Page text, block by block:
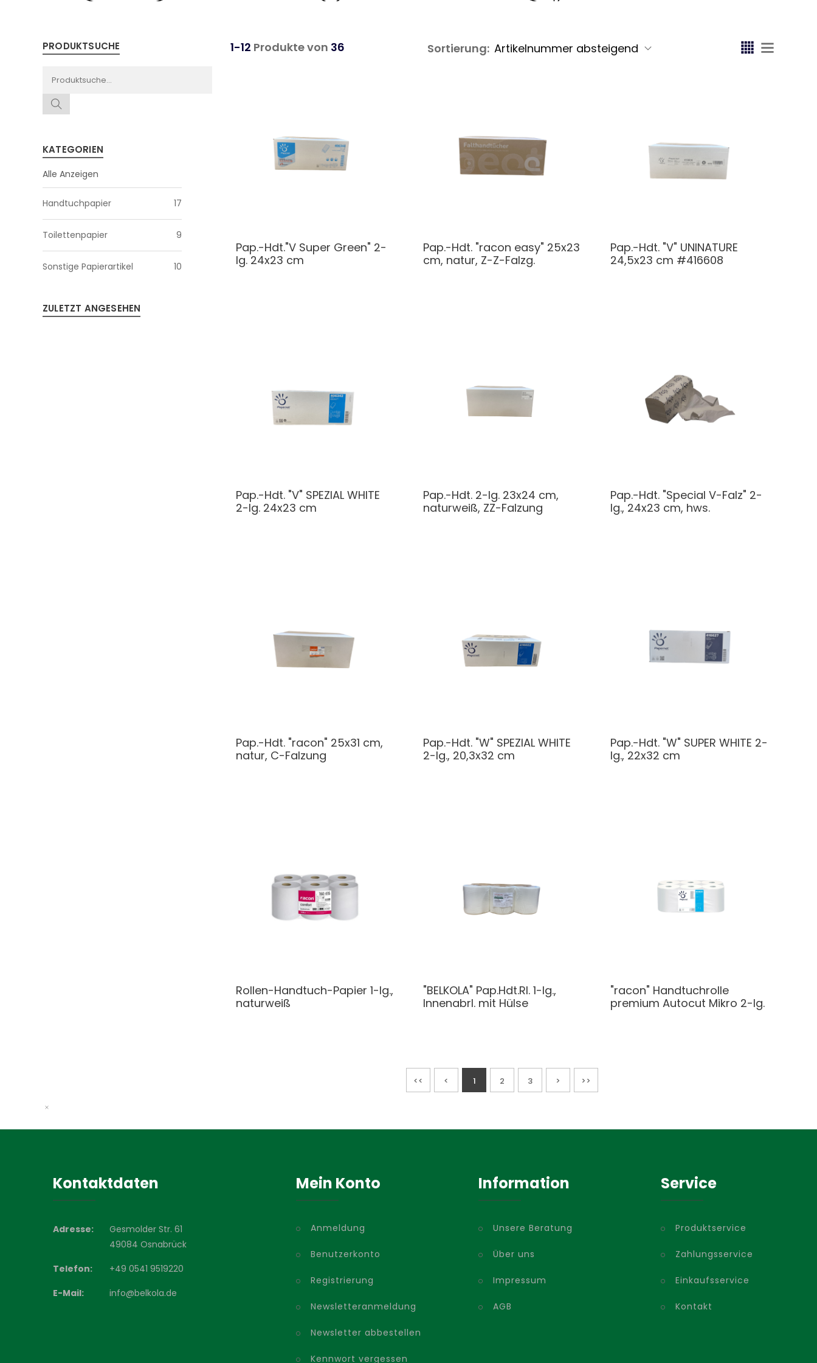
PRODUKTSUCHE
KATEGORIEN
Alle Anzeigen
Handtuchpapier 17
Toilettenpapier 9
Sonstige Papierartikel 10
ZULETZT ANGESEHEN
1-12 Produkte von 36 Sortierung:
Pap.-Hdt."V Super Green" 2-
lg. 24x23 cm
Pap.-Hdt. "racon easy" 25x23
cm, natur, Z-Z-Falzg.
Pap.-Hdt. "V" UNINATURE
24,5x23 cm #416608
Pap.-Hdt. "V" SPEZIAL WHITE
2-lg. 24x23 cm
Pap.-Hdt. 2-lg. 23x24 cm,
naturweiß, ZZ-Falzung
Pap.-Hdt. "Special V-Falz" 2-
lg., 24x23 cm, hws.
Pap.-Hdt. "racon" 25x31 cm,
natur, C-Falzung
Pap.-Hdt. "W" SPEZIAL WHITE
2-lg., 20,3x32 cm
Pap.-Hdt. "W" SUPER WHITE 2-
lg., 22x32 cm
Rollen-Handtuch-Papier 1-lg.,
naturweiß
"BELKOLA" Pap.Hdt.Rl. 1-lg.,
Innenabrl. mit Hülse
"racon" Handtuchrolle
premium Autocut Mikro 2-lg.
<< < 1 2 3 > >>
Kontaktdaten
Adresse:
Gesmolder Str. 61
49084 Osnabrück
Telefon:
+49 0541 9519220
E-Mail:
info@belkola.de
Mein Konto
Anmeldung
Benutzerkonto
Registrierung
Newsletteranmeldung
Newsletter abbestellen
Kennwort vergessen
Information
Unsere Beratung
Über uns
Impressum
AGB
Service
Produktservice
Zahlungsservice
Einkaufsservice
Kontakt